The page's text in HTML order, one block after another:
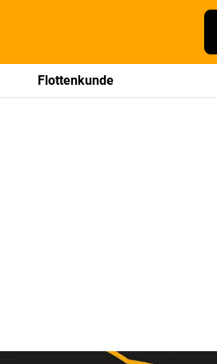
Flottenkunde